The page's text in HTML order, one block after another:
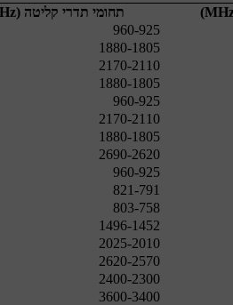
תחומי תדרי קליטה (MHz)
925‏-960
1805‏-1880
2110‏-2170
1805‏-1880
925‏-960
2110‏-2170
1805‏-1880
2620‏-2690
925‏-960
791‏-821
758‏-803
1452‏-1496
2010‏-2025
2570‏-‏2620
2300‏-2400
3400‏-3600